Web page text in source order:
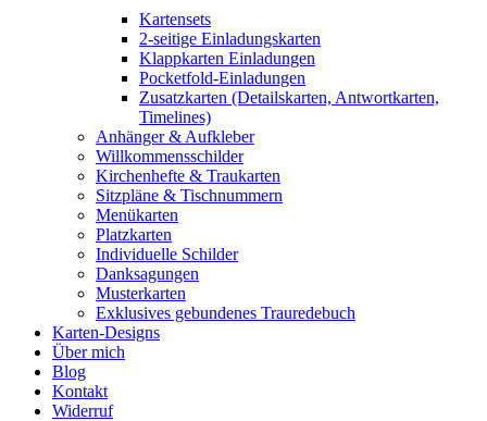
Kartensets
2-seitige Einladungskarten
Klappkarten Einladungen
Pocketfold-Einladungen
Zusatzkarten (Detailskarten, Antwortkarten,
Timelines)
Anhänger & Aufkleber
Willkommensschilder
Kirchenhefte & Traukarten
Sitzpläne & Tischnummern
Menükarten
Platzkarten
Individuelle Schilder
Danksagungen
Musterkarten
Exklusives gebundenes Trauredebuch
Karten-Designs
Über mich
Blog
Kontakt
Widerruf